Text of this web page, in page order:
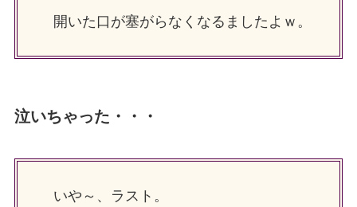
開いた口が塞がらなくなるましたよｗ。
泣いちゃった・・・
いや～、ラスト。